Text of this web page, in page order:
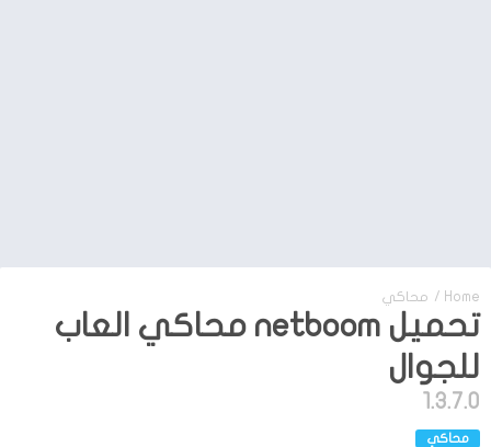
Home
/ محاكي
تحميل netboom محاكي العاب
للجوال
1.3.7.0
محاكي